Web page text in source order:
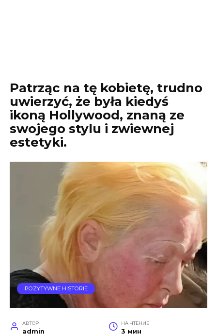
Patrząc na tę kobietę, trudno
uwierzyć, że była kiedyś
ikoną Hollywood, znaną ze
swojego stylu i zwiewnej
estetyki.
POZYTYWNE HISTORIE
АВТОР
admin
НА ЧТЕНИЕ
3 мин